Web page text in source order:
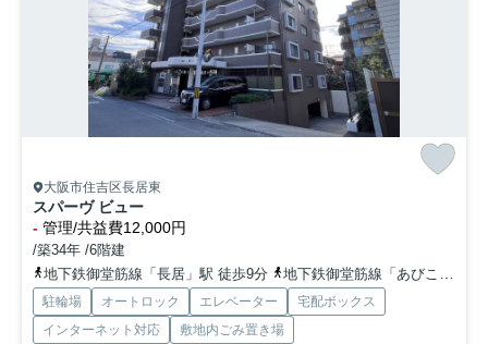
大阪市住吉区長居東
スパーヴ ビュー
- 管理/共益費12,000円
/築34年 /6階建
地下鉄御堂筋線「長居」駅 徒歩9分
地下鉄御堂筋線「あびこ」駅 徒歩20分
駐輪場 オートロック エレベーター
宅配ボックス
インターネット対応
敷地内ごみ置き場